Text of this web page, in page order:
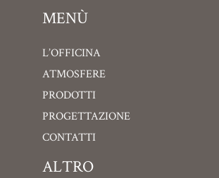
MENÙ
L’OFFICINA
ATMOSFERE
PRODOTTI
PROGETTAZIONE
CONTATTI
ALTRO